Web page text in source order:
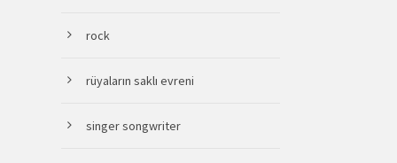
rock
rüyaların saklı evreni
singer songwriter